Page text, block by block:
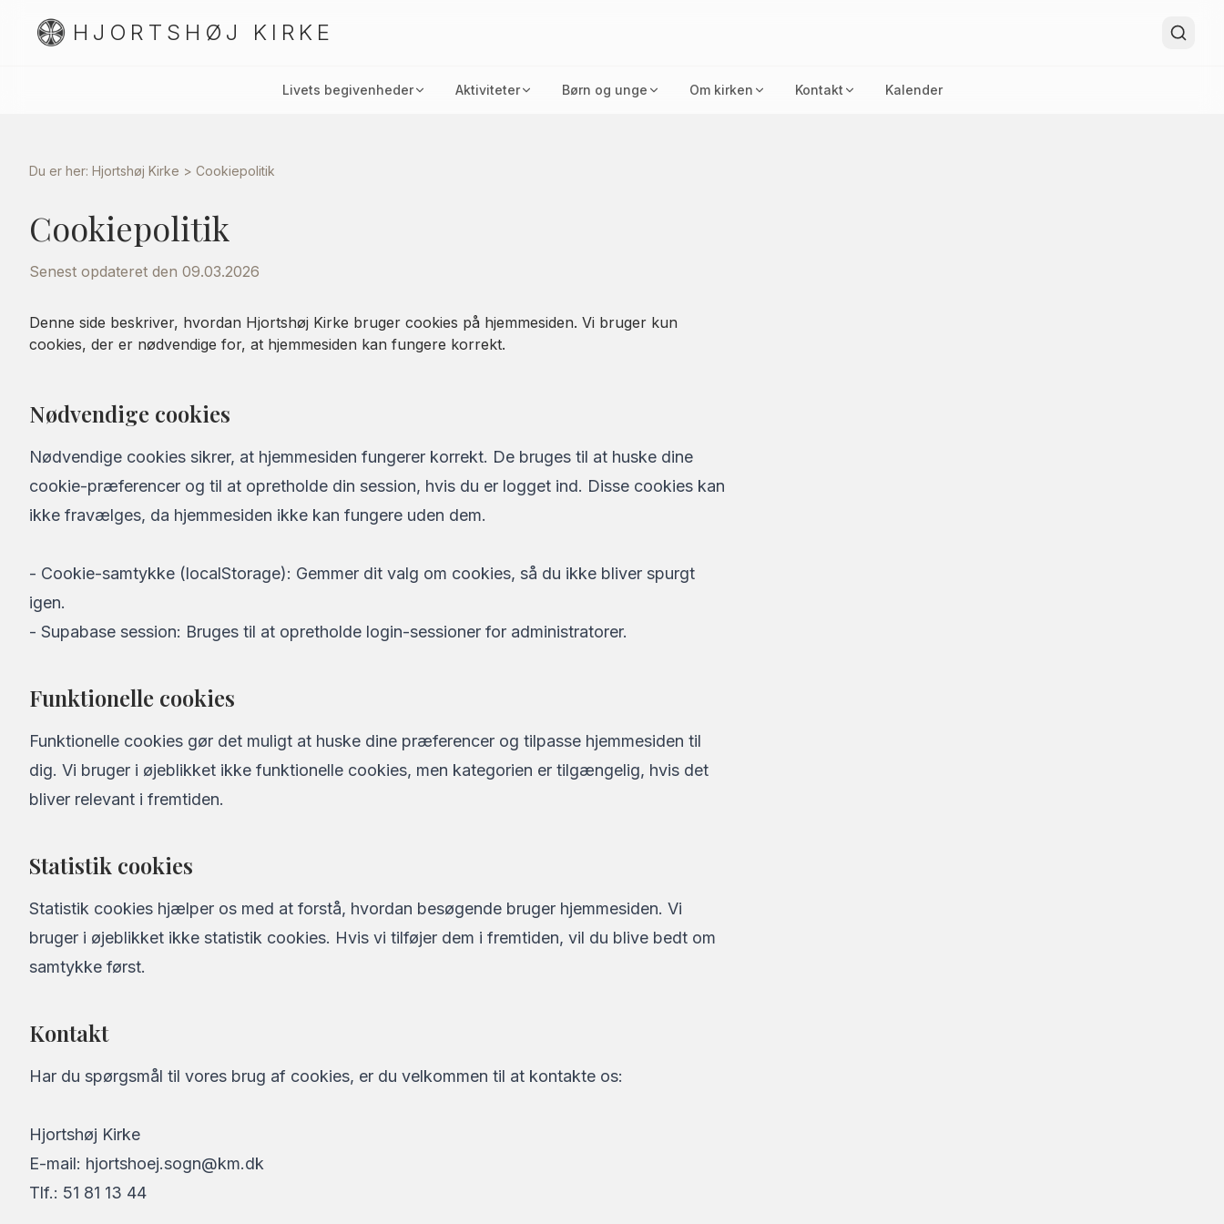
HJORTSHØJ KIRKE
Livets begivenheder Aktiviteter Børn og unge Om kirken Kontakt Kalender
Du er her: Hjortshøj Kirke > Cookiepolitik
Cookiepolitik
Senest opdateret den 09.03.2026
Denne side beskriver, hvordan Hjortshøj Kirke bruger cookies på hjemmesiden. Vi bruger kun
cookies, der er nødvendige for, at hjemmesiden kan fungere korrekt.
Nødvendige cookies
Nødvendige cookies sikrer, at hjemmesiden fungerer korrekt. De bruges til at huske dine
cookie-præferencer og til at opretholde din session, hvis du er logget ind. Disse cookies kan
ikke fravælges, da hjemmesiden ikke kan fungere uden dem.
- Cookie-samtykke (localStorage): Gemmer dit valg om cookies, så du ikke bliver spurgt
igen.
- Supabase session: Bruges til at opretholde login-sessioner for administratorer.
Funktionelle cookies
Funktionelle cookies gør det muligt at huske dine præferencer og tilpasse hjemmesiden til
dig. Vi bruger i øjeblikket ikke funktionelle cookies, men kategorien er tilgængelig, hvis det
bliver relevant i fremtiden.
Statistik cookies
Statistik cookies hjælper os med at forstå, hvordan besøgende bruger hjemmesiden. Vi
bruger i øjeblikket ikke statistik cookies. Hvis vi tilføjer dem i fremtiden, vil du blive bedt om
samtykke først.
Kontakt
Har du spørgsmål til vores brug af cookies, er du velkommen til at kontakte os:
Hjortshøj Kirke
E-mail: hjortshoej.sogn@km.dk
Tlf.: 51 81 13 44